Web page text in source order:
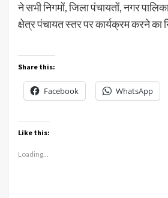
ने सभी निगमों, जिला पंचायतों, नगर
क्षेत्र पंचायत स्तर पर कार्यक्रम करने का
Share this:
Facebook WhatsApp
Like this:
Loading...